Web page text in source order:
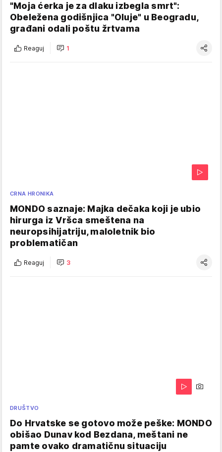
"Moja ćerka je za dlaku izbegla smrt":
Obeležena godišnjica "Oluje" u Beogradu,
građani odali poštu žrtvama
Reaguj 1
CRNA HRONIKA
MONDO saznaje: Majka dečaka koji je ubio
hirurga iz Vršca smeštena na
neuropsihijatriju, maloletnik bio
problematičan
Reaguj 3
DRUŠTVO
Do Hrvatske se gotovo može peške: MONDO
obišao Dunav kod Bezdana, meštani ne
pamte ovako dramatičnu situaciju